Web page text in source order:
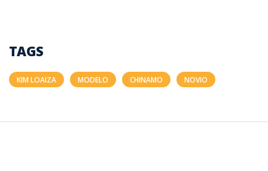
TAGS
KIM LOAIZA MODELO CHINAMO NOVIO